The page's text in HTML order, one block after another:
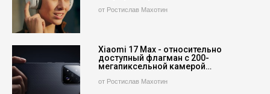
от Ростислав Махотин
Xiaomi 17 Max - относительно
доступный флагман с 200-
мегапиксельной камерой…
от Ростислав Махотин